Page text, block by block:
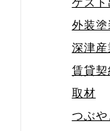
外装塗
深津産
賃貸契
取材
つぶや